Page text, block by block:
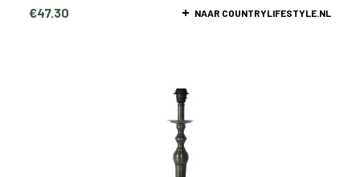
€47.30 NAAR COUNTRYLIFESTYLE.NL